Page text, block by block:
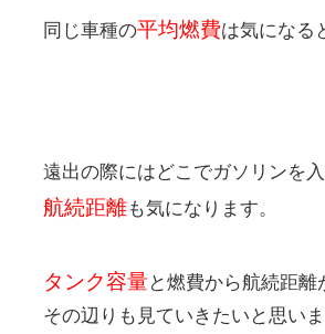
同じ車種の平均燃費は気になる
遠出の際にはどこでガソリンを入
航続距離も気になります。
タンク容量と燃費から航続距離
その辺りも見ていきたいと思いま